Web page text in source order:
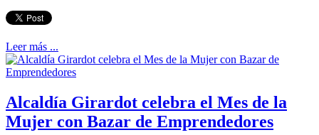
Leer más ...
Alcaldía Girardot celebra el Mes de la
Mujer con Bazar de Emprendedores